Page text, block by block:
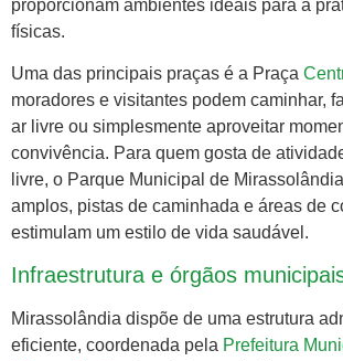
proporcionam ambientes ideais para a
físicas.
Uma das principais praças é a Praça
moradores e visitantes podem caminhar,
ar livre ou simplesmente aproveitar
convivência. Para quem gosta de
livre, o Parque Municipal de
amplos, pistas de caminhada e áreas de
estimulam um estilo de vida saudável.
Infraestrutura e órgãos
Mirassolândia dispõe de uma estrutura
eficiente, coordenada pela Prefeitura